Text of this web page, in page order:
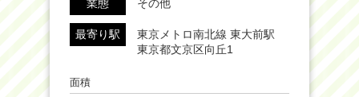
業態 その他
最寄り駅
東京メトロ南北線 東大前駅
東京都文京区向丘1
面積